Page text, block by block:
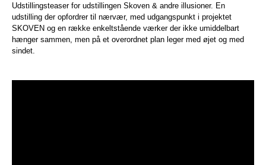
Udstillingsteaser for udstillingen Skoven & andre illusioner. En
udstilling der opfordrer til nærvær, med udgangspunkt i projektet
SKOVEN og en række enkeltstående værker der ikke umiddelbart
hænger sammen, men på et overordnet plan leger med øjet og med
sindet.